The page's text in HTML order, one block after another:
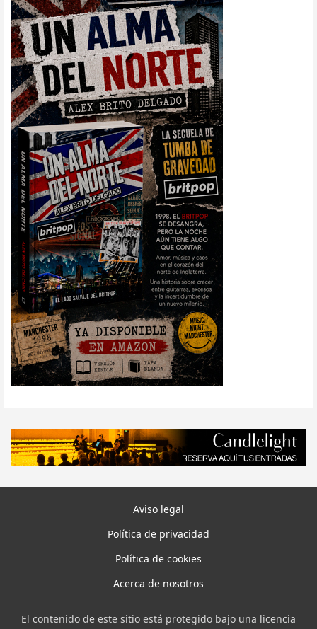
Aviso legal
Política de privacidad
Política de cookies
Acerca de nosotros
El contenido de este sitio está protegido bajo una licencia